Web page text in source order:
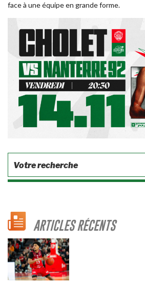
face à une équipe en grande forme.
ARTICLES RÉCENTS